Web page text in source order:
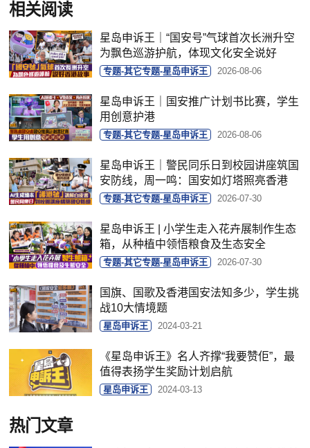
相关阅读
星岛申诉王｜“国安号”气球首次长洲升空
为飘色巡游护航，体现文化安全说好
专题-其它专题-星岛申诉王 2026-08-06
星岛申诉王｜国安推广计划书比赛，学生
用创意护港
专题-其它专题-星岛申诉王 2026-08-06
星岛申诉王｜警民同乐日到校园讲座筑国
安防线，周一鸣：国安如灯塔照亮香港
专题-其它专题-星岛申诉王 2026-07-30
星岛申诉王 | 小学生走入花卉展制作生态
箱，从种植中领悟粮食及生态安全
专题-其它专题-星岛申诉王 2026-07-30
国旗、国歌及香港国安法知多少，学生挑
战10大情境题
星岛申诉王 2024-03-21
《星岛申诉王》名人齐撑“我要赞佢”，最
值得表扬学生奖励计划启航
星岛申诉王 2024-03-13
热门文章